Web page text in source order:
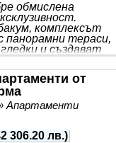
обмислена
комплексът
панорамни тераси,
и създават
Сигурната,
съвременен оазис
детски
гарантира
по всяко
от
Апартаменти
306.20 лв.)